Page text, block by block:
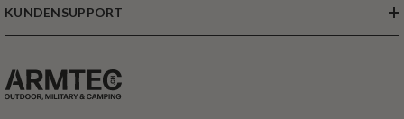
KUNDENSUPPORT